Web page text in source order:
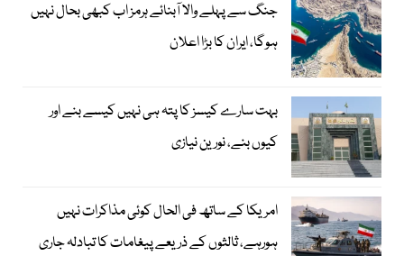
جنگ سے پہلے والا آبنائے ہرمز اب کبھی بحال نہیں
ہوگا، ایران کا بڑا اعلان
بہت سارے کیسز کا پتہ ہی نہیں کیسے بنے اور
کیوں بنے، نورین نیازی
امریکا کے ساتھ فی الحال کوئی مذاکرات نہیں
ہورہے، ثالثوں کے ذریعے پیغامات کا تبادلہ جاری